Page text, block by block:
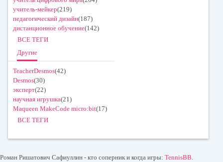
учитель-мейкер(219)
педагогический дизайн(187)
дистанционное обучение(142)
ВСЕ ТЕГИ
Другие
TeacherDesmos(42)
Desmos(30)
эксперт(22)
научная игрушка(21)
Maqueen MakeCode micro:bit(17)
ВСЕ ТЕГИ
Роман Ришатович Сафиуллин - кто соперник и когда игры: TennisBB.